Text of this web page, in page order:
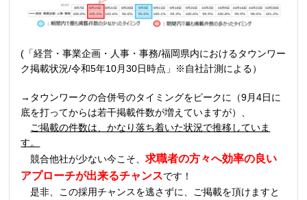
(「経営・事業企画・人事・事務/福岡県内におけるタウンワー
ク掲載状況/令和5年10月30日時点」※自社計測による）
→タウンワークの合併号のタイミングをピークに（9月4日に
底を打ってからは若干掲載件数が増えていますが）、
ご掲載の件数は、かなり落ち着いた状況で推移していま
す。
競合他社が少ない今こそ、求職者の方々へ効率の良い
アプローチが出来るチャンスです！
是非、この採用チャンスを逃さずに、ご掲載を頂けますと